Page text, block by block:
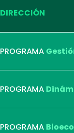
DIRECCIÓN
PROGRAMA
PROGRAMA
PROGRAMA